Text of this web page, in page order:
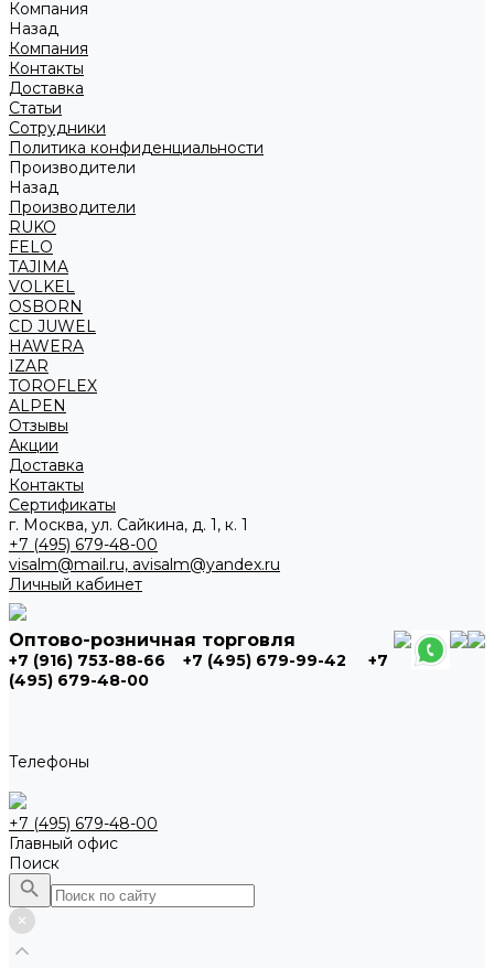
Компания
Назад
Компания
Контакты
Доставка
Статьи
Сотрудники
Политика конфиденциальности
Производители
Назад
Производители
RUKO
FELO
TAJIMA
VOLKEL
OSBORN
CD JUWEL
HAWERA
IZAR
TOROFLEX
ALPEN
Отзывы
Акции
Доставка
Контакты
Сертификаты
г. Москва, ул. Сайкина, д. 1, к. 1
+7 (495) 679-48-00
visalm@mail.ru, avisalm@yandex.ru
Личный кабинет
Оптово-розничная торговля
+7 (916) 753-88-66 +7 (495) 679-99-42
+7
(495) 679-48-00
Телефоны
+7 (495) 679-48-00
Главный офис
Поиск